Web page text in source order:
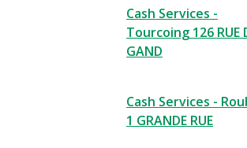
Cash Services -
Tourcoing 126 RUE
GAND
Cash Services -
1 GRANDE RUE